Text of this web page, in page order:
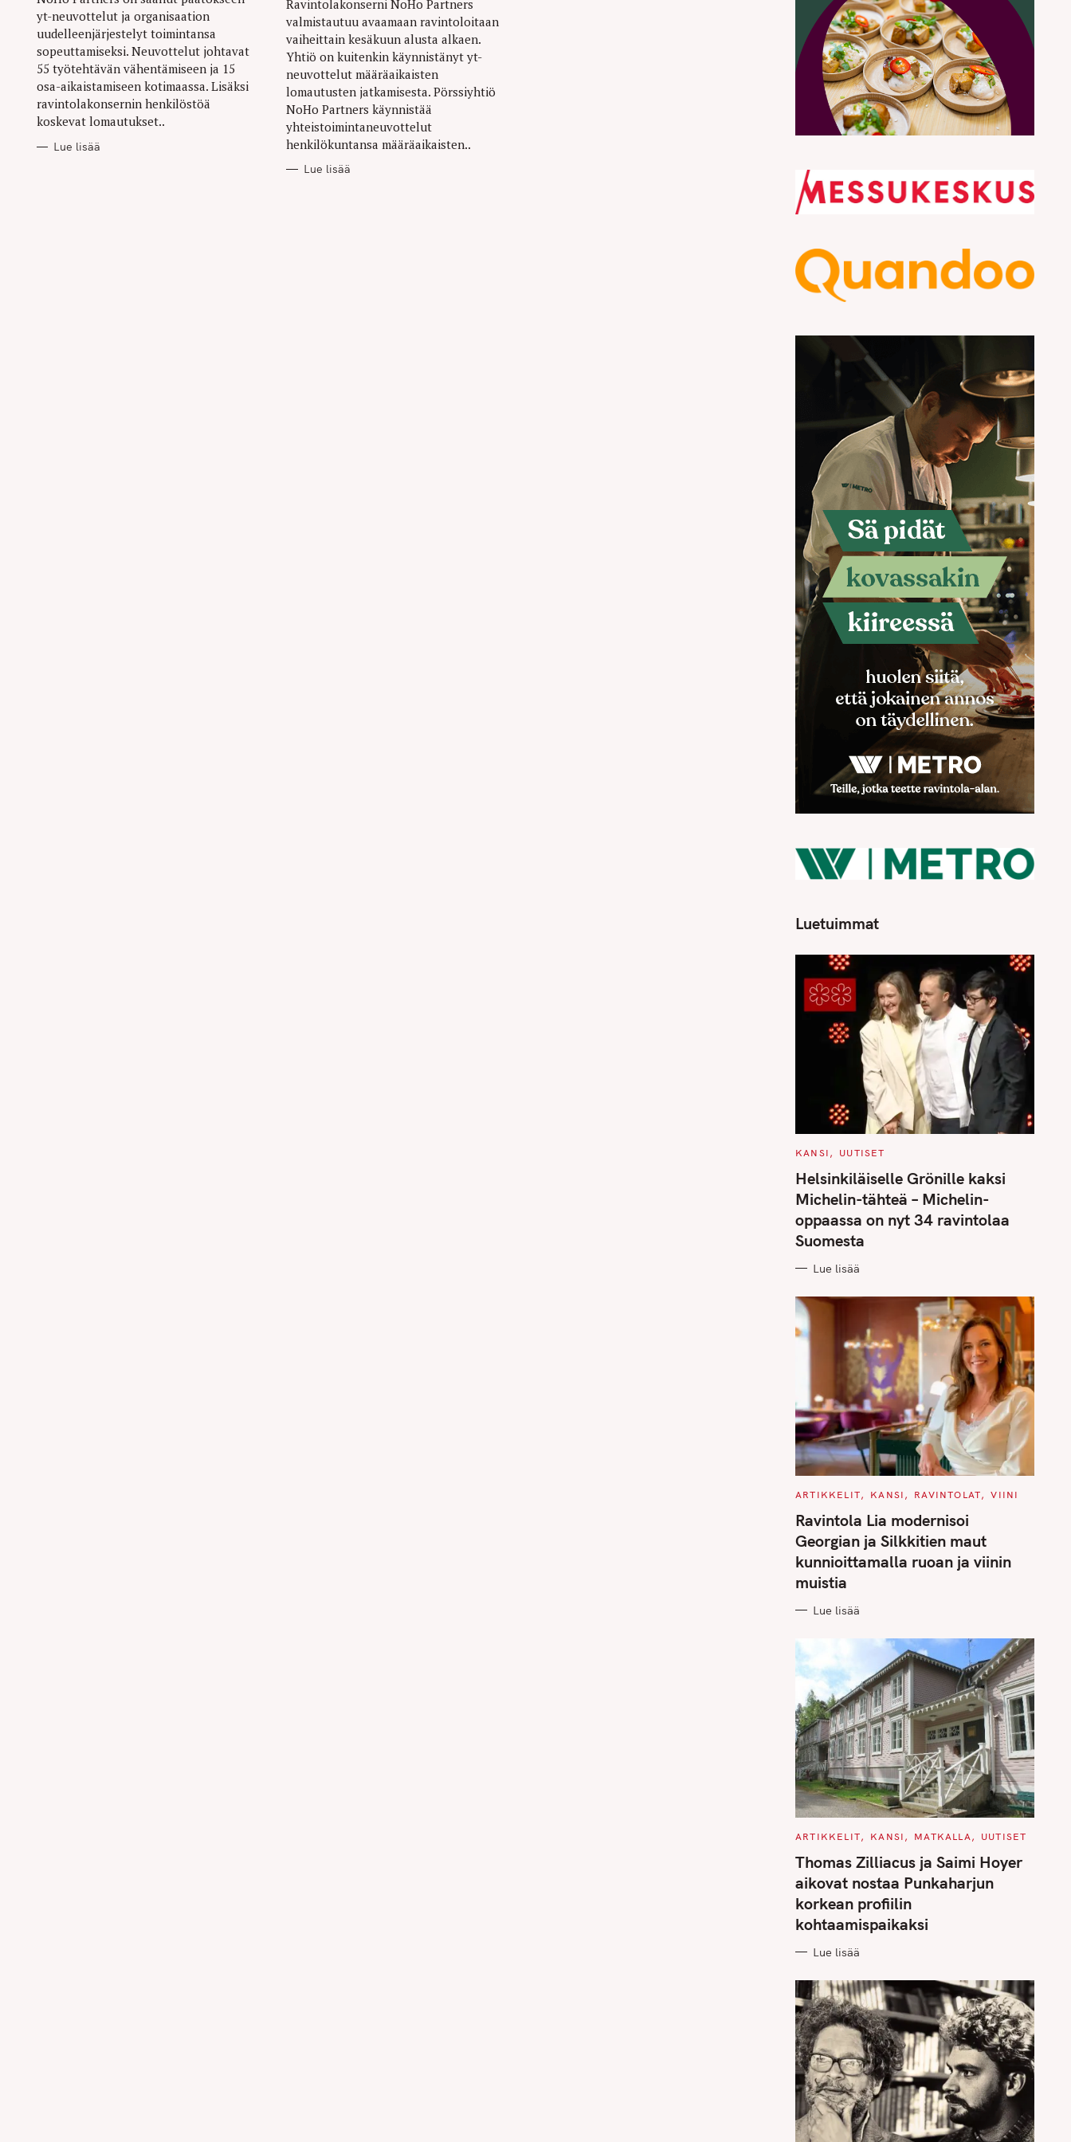
yt-neuvottelut ja organisaation
uudelleenjärjestelyt toimintansa
sopeuttamiseksi. Neuvottelut johtavat
55 työtehtävän vähentämiseen ja 15
osa-aikaistamiseen kotimaassa. Lisäksi
ravintolakonsernin henkilöstöä
koskevat lomautukset..
Lue lisää
Ravintolakonserni NoHo Partners
valmistautuu avaamaan ravintoloitaan
vaiheittain kesäkuun alusta alkaen.
Yhtiö on kuitenkin käynnistänyt yt-
neuvottelut määräaikaisten
lomautusten jatkamisesta. Pörssiyhtiö
NoHo Partners käynnistää
yhteistoimintaneuvottelut
henkilökuntansa määräaikaisten..
Lue lisää
Luetuimmat
C
T
E
G
O
I
E
S
KANSI UUTISET
Helsinkiläiselle Grönille kaksi
Michelin-tähteä – Michelin-
oppaassa on nyt 34 ravintolaa
Suomesta
Lue lisää
C
T
E
G
O
R
I
S
ARTIKKELIT KANSI RAVINTOLAT VIINI
Ravintola Lia modernisoi
Georgian ja Silkkitien maut
kunnioittamalla ruoan ja viinin
muistia
Lue lisää
C
T
E
O
R
I
E
S
ARTIKKELIT KANSI MATKALLA UUTISET
Thomas Zilliacus ja Saimi Hoyer
aikovat nostaa Punkaharjun
korkean profiilin
kohtaamispaikaksi
Lue lisää